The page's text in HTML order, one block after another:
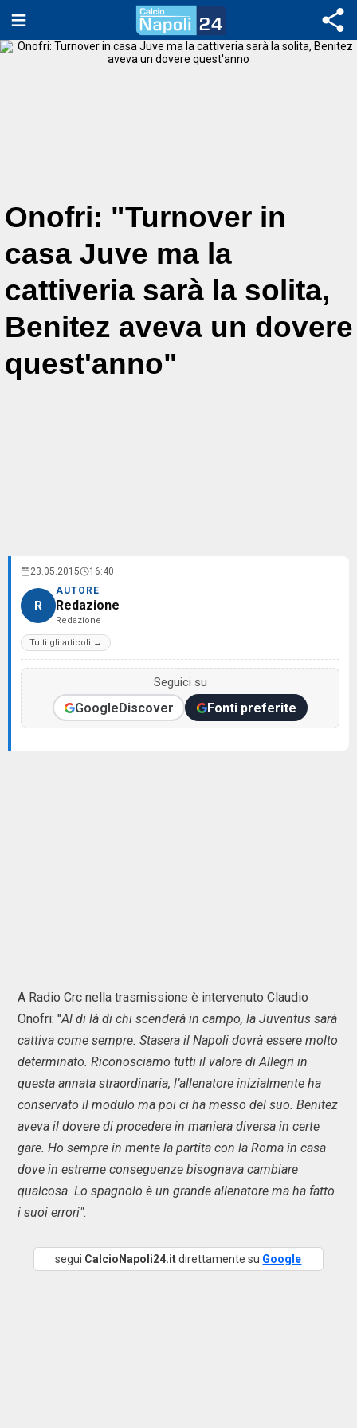
Onofri: "Turnover in
casa Juve ma la
cattiveria sarà la solita,
Benitez aveva un dovere
quest'anno"
23.05.2015 16:40
R
AUTORE
Redazione
Redazione
Tutti gli articoli →
Seguici su
GoogleDiscover Fonti preferite
A Radio Crc nella trasmissione è intervenuto Claudio
Onofri: "Al di là di chi scenderà in campo, la Juventus sarà
cattiva come sempre. Stasera il Napoli dovrà essere molto
determinato. Riconosciamo tutti il valore di Allegri in
questa annata straordinaria, l’allenatore inizialmente ha
conservato il modulo ma poi ci ha messo del suo. Benitez
aveva il dovere di procedere in maniera diversa in certe
gare. Ho sempre in mente la partita con la Roma in casa
dove in estreme conseguenze bisognava cambiare
qualcosa. Lo spagnolo è un grande allenatore ma ha fatto
i suoi errori".
segui CalcioNapoli24.itdirettamente su Google